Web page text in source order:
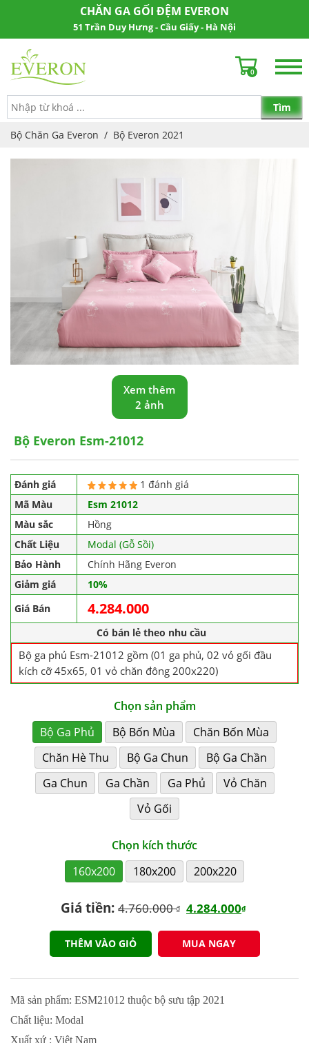
CHĂN GA GỐI ĐỆM EVERON
51 Trần Duy Hưng - Cầu Giấy - Hà Nội
0
Bộ Chăn Ga Everon / Bộ Everon 2021
Xem thêm
2 ảnh
Bộ Everon Esm-21012
Đánh giá
1 đánh giá
Mã Màu
Esm 21012
Màu sắc
Hồng
Chất Liệu
Modal (Gỗ Sồi)
Bảo Hành
Chính Hãng Everon
Giảm giá
10%
Giá Bán
4.284.000
Có bán lẻ theo nhu cầu
Bộ ga phủ Esm-21012 gồm (01 ga phủ, 02 vỏ gối đầu
kích cỡ 45x65, 01 vỏ chăn đông 200x220)
Chọn sản phẩm
Bộ Ga Phủ
Bộ Bốn Mùa
Chăn Bốn Mùa
Chăn Hè Thu
Bộ Ga Chun
Bộ Ga Chần
Ga Chun
Ga Chần Ga Phủ
Vỏ Chăn
Vỏ Gối
Chọn kích thước
160x200
180x200 200x220
Giá tiền: 4.760.000₫ 4.284.000₫
THÊM VÀO GIỎ MUA NGAY
Mã sản phẩm: ESM21012 thuộc bộ sưu tập 2021
Chất liệu: Modal
Xuất xứ : Việt Nam